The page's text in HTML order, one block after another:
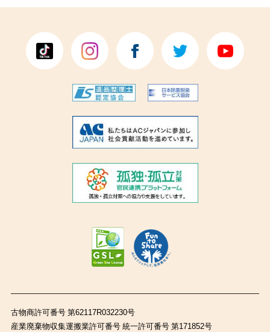
古物商許可番号 第62117R032230号
産業廃棄物収集運搬業許可番号 統一許可番号 第171852号